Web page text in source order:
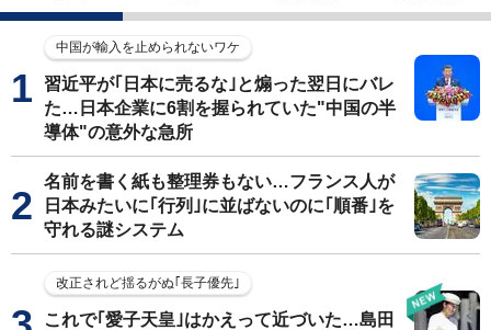
中国が輸入を止められないワケ
習近平が｢日本に売るな｣と煽った翌日にバレ
た…日本企業に6割を握られていた"中国の半
導体"の意外な急所
名前を書く紙も整理券もない…フランス人が
日本みたいに｢行列｣に並ばないのに｢順番｣を
守れる謎システム
改正されど揺るがぬ｢長子優先｣
これで｢愛子天皇｣はかえって近づいた…島田